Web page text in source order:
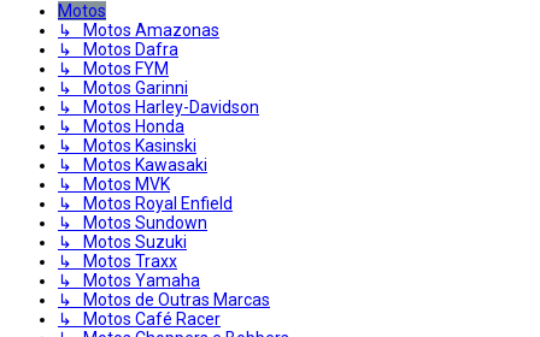
Motos
↳ Motos Amazonas
↳ Motos Dafra
↳ Motos FYM
↳ Motos Garinni
↳ Motos Harley-Davidson
↳ Motos Honda
↳ Motos Kasinski
↳ Motos Kawasaki
↳ Motos MVK
↳ Motos Royal Enfield
↳ Motos Sundown
↳ Motos Suzuki
↳ Motos Traxx
↳ Motos Yamaha
↳ Motos de Outras Marcas
↳ Motos Café Racer